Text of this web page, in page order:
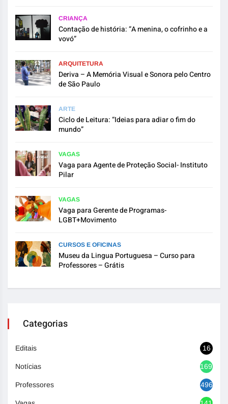
CRIANÇA
Contação de história: “A menina, o cofrinho e a
vovó”
ARQUITETURA
Deriva – A Memória Visual e Sonora pelo Centro
de São Paulo
ARTE
Ciclo de Leitura: “Ideias para adiar o fim do
mundo”
VAGAS
Vaga para Agente de Proteção Social- Instituto
Pilar
VAGAS
Vaga para Gerente de Programas-
LGBT+Movimento
CURSOS E OFICINAS
Museu da Lingua Portuguesa – Curso para
Professores – Grátis
Categorias
Editais 16
Notícias 1692
Professores 496